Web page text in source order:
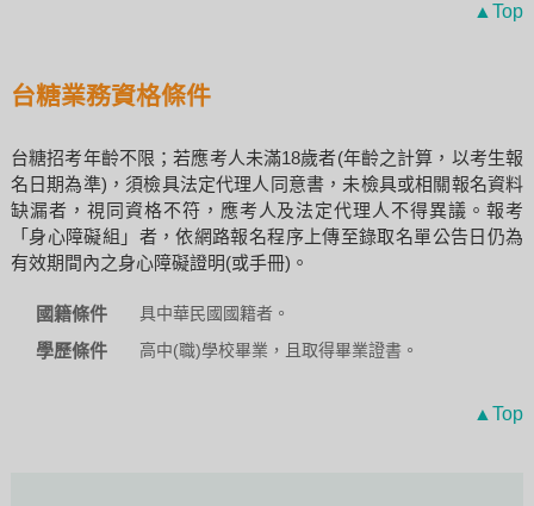
▲Top
台糖業務資格條件
台糖招考年齡不限；若應考人未滿18歲者(年齡之計算，以考生報
名日期為準)，須檢具法定代理人同意書，未檢具或相關報名資料
缺漏者，視同資格不符，應考人及法定代理人不得異議。報考
「身心障礙組」者，依網路報名程序上傳至錄取名單公告日仍為
有效期間內之身心障礙證明(或手冊)。
國籍條件 具中華民國國籍者。
學歷條件 高中(職)學校畢業，且取得畢業證書。
▲Top